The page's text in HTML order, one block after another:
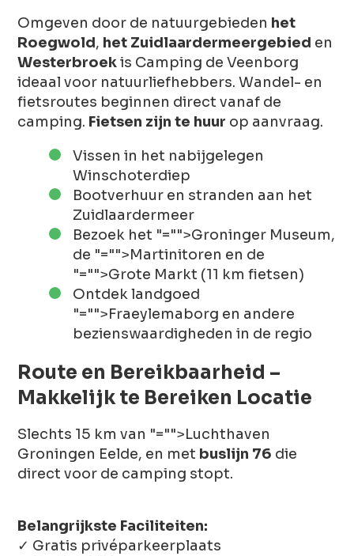
Omgeven door de natuurgebieden het
Roegwold, het Zuidlaardermeergebied en
Westerbroekis Camping de Veenborg
ideaal voor natuurliefhebbers. Wandel- en
fietsroutes beginnen direct vanaf de
camping. Fietsen zijn te huur op aanvraag.
Vissen in het nabijgelegen
Winschoterdiep
Bootverhuur en stranden aan het
Zuidlaardermeer
Bezoek het "="">Groninger Museum,
de "="">Martinitoren en de
"="">Grote Markt (11 km fietsen)
Ontdek landgoed
"="">Fraeylemaborg en andere
bezienswaardigheden in de regio
Route en Bereikbaarheid –
Makkelijk te Bereiken Locatie
Slechts 15 km van "="">Luchthaven
Groningen Eelde, en met buslijn 76 die
direct voor de camping stopt.
Belangrijkste Faciliteiten:
✓ Gratis privéparkeerplaats